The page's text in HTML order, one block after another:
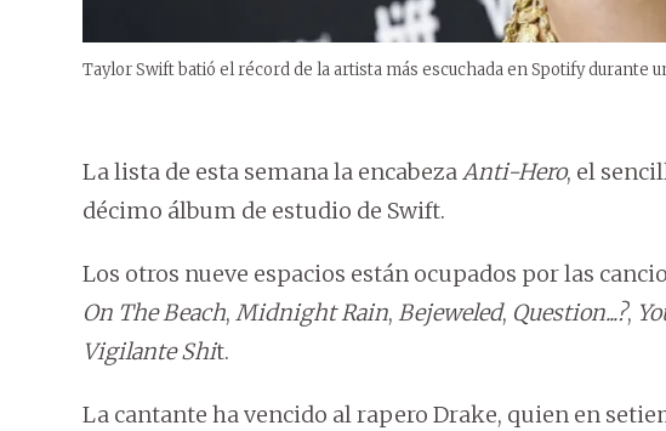
Taylor Swift batió el récord de la artista más escuchada en Spotify durante
La lista de esta semana la encabezaAnti-Hero, el
décimo álbum de estudio de Swift.
Los otros nueve espacios están ocupados por las
On The Beach, Midnight Rain, Bejeweled, Question...?,
Vigilante Shit.
La cantante ha vencido al rapero Drake, quien en